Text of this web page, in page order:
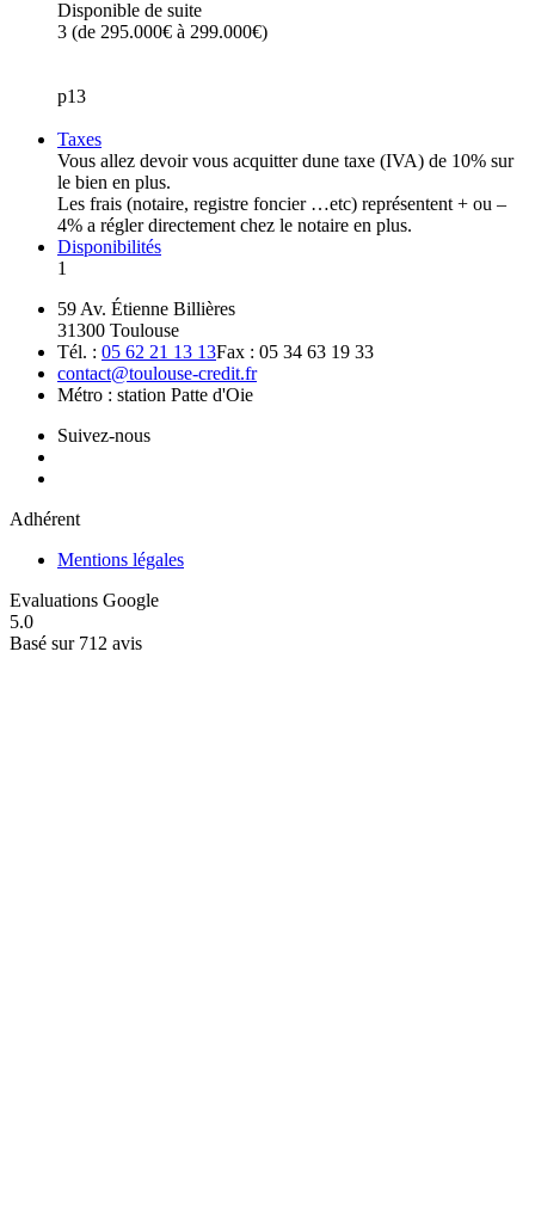
Disponible de suite
3 (de 295.000€ à 299.000€)
p13
Taxes
Vous allez devoir vous acquitter dune taxe (IVA) de 10% sur
le bien en plus.
Les frais (notaire, registre foncier …etc) représentent + ou –
4% a régler directement chez le notaire en plus.
Disponibilités
1
59 Av. Étienne Billières
31300 Toulouse
Tél. : 05 62 21 13 13Fax : 05 34 63 19 33
contact@toulouse-credit.fr
Métro : station Patte d'Oie
Suivez-nous
Adhérent
Mentions légales
Evaluations Google
5.0
Basé sur 712 avis